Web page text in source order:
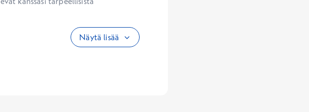
Näytä lisää